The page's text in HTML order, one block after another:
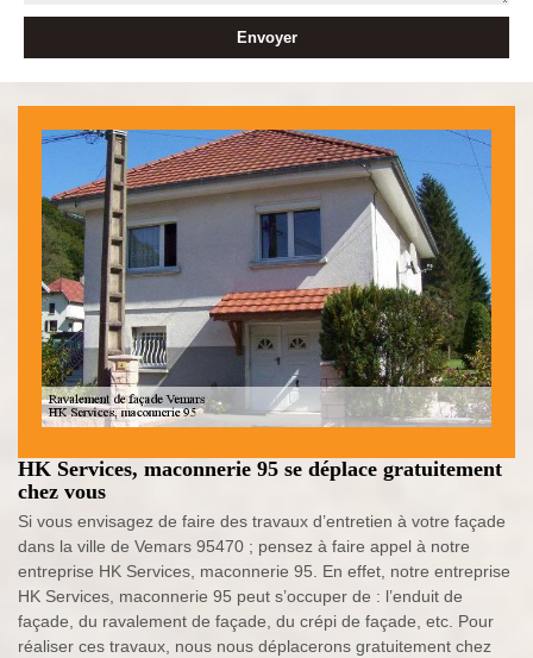
HK Services, maconnerie 95 se déplace gratuitement
chez vous
Si vous envisagez de faire des travaux d’entretien à votre façade
dans la ville de Vemars 95470 ; pensez à faire appel à notre
entreprise HK Services, maconnerie 95. En effet, notre entreprise
HK Services, maconnerie 95 peut s’occuper de : l’enduit de
façade, du ravalement de façade, du crépi de façade, etc. Pour
réaliser ces travaux, nous nous déplacerons gratuitement chez